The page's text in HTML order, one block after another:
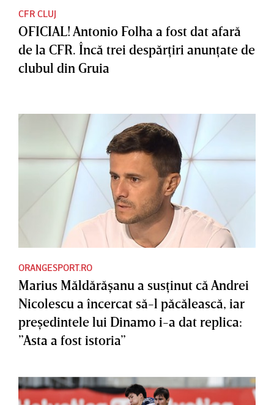
CFR CLUJ
OFICIAL! Antonio Folha a fost dat afară
de la CFR. Încă trei despărţiri anunţate de
clubul din Gruia
ORANGESPORT.RO
Marius Măldărăşanu a susţinut că Andrei
Nicolescu a încercat să-l păcălească, iar
preşedintele lui Dinamo i-a dat replica:
”Asta a fost istoria”